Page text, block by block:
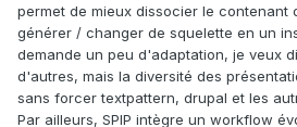
permet de mieux dissocier le contenant
générer / changer de squelette en un
demande un peu d'adaptation, je veux
d'autres, mais la diversité des
sans forcer textpattern, drupal et les
Par ailleurs, SPIP intègre un workflow